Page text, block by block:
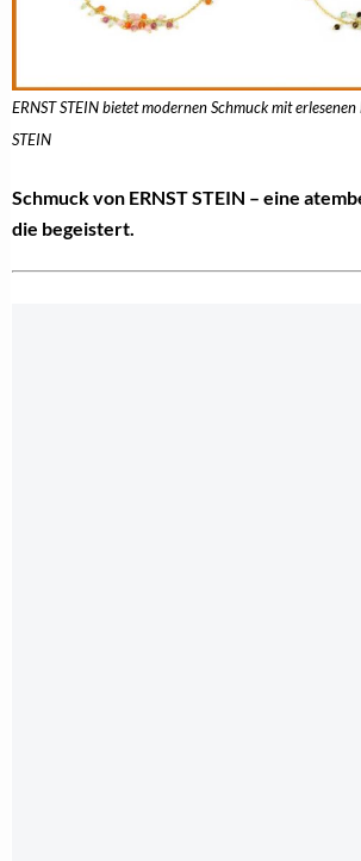
ERNST STEIN bietet modernen Schmuck mit
STEIN
Schmuck von ERNST STEIN – eine
die begeistert.